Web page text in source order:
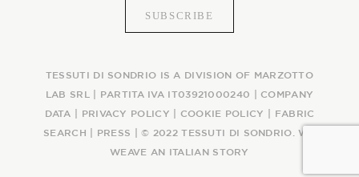
TESSUTI DI SONDRIO IS A DIVISION OF MARZOTTO
LAB SRL | PARTITA IVA IT03921000240 | COMPANY
DATA
PRIVACY POLICY COOKIE POLICY
FABRIC
SEARCH
PRESS | © 2022 TESSUTI DI SONDRIO. WE
WEAVE AN ITALIAN STORY